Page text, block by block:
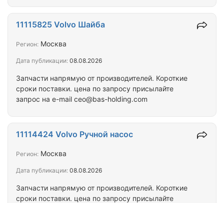
Запчасти напрямую от производителей. Короткие
сроки поставки. цена по запросу присылайте
запрос на e-mail ceo@bas-holding.com
11115825 Volvo Шайба
Регион: Москва
Дата публикации: 08.08.2026
Запчасти напрямую от производителей. Короткие
сроки поставки. цена по запросу присылайте
11114424 Volvo Ручной насос
Регион: Москва
Дата публикации: 08.08.2026